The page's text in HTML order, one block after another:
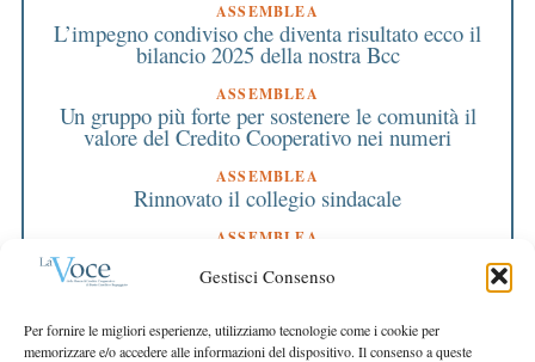
Gestisci Consenso
Per fornire le migliori esperienze, utilizziamo tecnologie come i cookie per
memorizzare e/o accedere alle informazioni del dispositivo. Il consenso a queste
ASSEMBLEA
L’impegno condiviso che diventa risultato ecco il
bilancio 2025 della nostra Bcc
ASSEMBLEA
Un gruppo più forte per sostenere le comunità il
valore del Credito Cooperativo nei numeri
ASSEMBLEA
Rinnovato il collegio sindacale
ASSEMBLEA
Bilancio approvato all’unanimità e 2 milioni
destinati al territorio
EDITORIALE DIRETTORE
Crescere restando riconoscibili